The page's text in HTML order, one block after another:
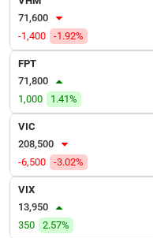
71,600
-1,400
-1.92%
FPT
71,800
1,000
1.41%
VIC
208,500
-6,500
-3.02%
VIX
13,950
350
2.57%
VỤ
TRUYỀN
THÔNG
TIỆN
BẤT
ĐỘNG